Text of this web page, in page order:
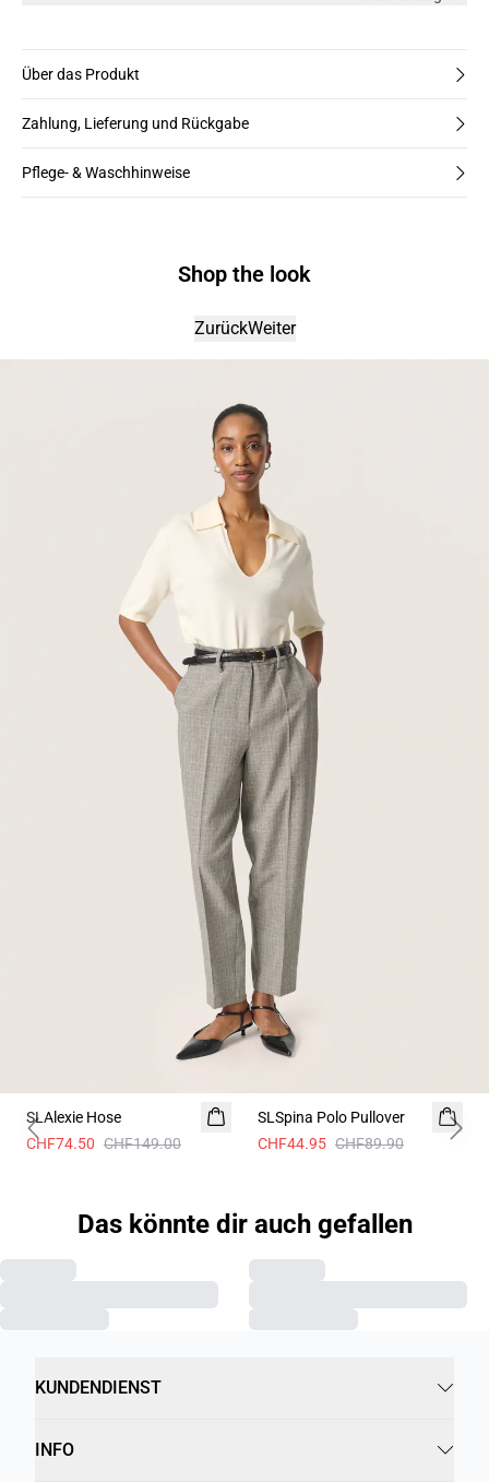
Über das Produkt
Zahlung, Lieferung und Rückgabe
Pflege- & Waschhinweise
Shop the look
ZurückWeiter
SLAlexie Hose
CHF74.50 CHF149.00
SLSpina Polo Pullover
CHF44.95 CHF89.90
Previous slide Next
Das könnte dir auch gefallen
KUNDENDIENST
INFO